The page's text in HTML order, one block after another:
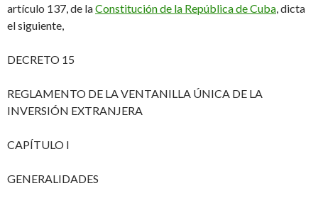
artículo 137, de laConstitución de la República de Cuba , dicta
el siguiente,
DECRETO 15
REGLAMENTO DE LA VENTANILLA ÚNICA DE LA
INVERSIÓN EXTRANJERA
CAPÍTULO I
GENERALIDADES